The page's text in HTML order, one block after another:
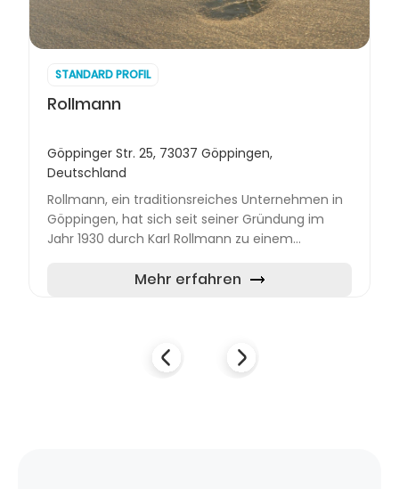
STANDARD PROFIL
Rollmann
Göppinger Str. 25, 73037 Göppingen,
Deutschland
Rollmann, ein traditionsreiches Unternehmen in
Göppingen, hat sich seit seiner Gründung im
Jahr 1930 durch Karl Rollmann zu einem
Orthopädieschuhtechnik und Spor...
Mehr erfahren